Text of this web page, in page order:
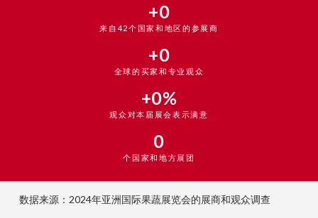
+0
来自42个国家和地区的参展商
+0
全球的买家和专业观众
+0%
观众对本届展会表示满意
0
个国家和地方展团
数据来源：2024年亚洲国际果蔬展览会的展商和观众调查